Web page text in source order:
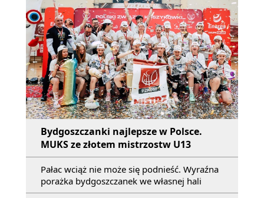
Bydgoszczanki najlepsze w Polsce.
MUKS ze złotem mistrzostw U13
Pałac wciąż nie może się podnieść. Wyraźna
porażka bydgoszczanek we własnej hali